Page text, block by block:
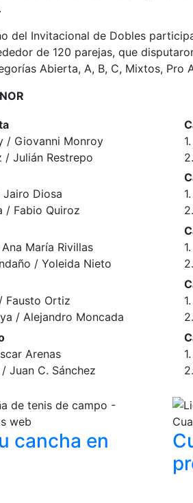
del Invitacional de Dobles
de 120 parejas, que
Abierta, A, B, C, Mixtos, Pro
/ Giovanni Monroy
/ Julián Restrepo
Jairo Diosa
/ Fabio Quiroz
María Rivillas
/ Yoleida Nieto
Fausto Ortiz
/ Alejandro Moncada
Arenas
Juan C. Sánchez
cancha en